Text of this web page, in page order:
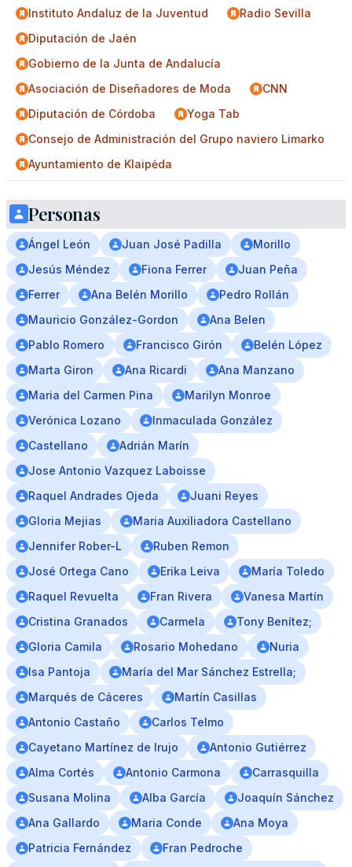
Instituto Andaluz de la Juventud
Radio Sevilla
Diputación de Jaén
Gobierno de la Junta de Andalucía
Asociación de Diseñadores de Moda
CNN
Diputación de Córdoba
Yoga Tab
Consejo de Administración del Grupo naviero Limarko
Ayuntamiento de Klaipėda
Personas
Ángel León Juan José Padilla
Morillo
Jesús Méndez
Fiona Ferrer
Juan Peña
Ferrer
Ana Belén Morillo
Pedro Rollán
Mauricio González-Gordon
Ana Belen
Pablo Romero
Francisco Girón
Belén López
Marta Giron
Ana Ricardi
Ana Manzano
Maria del Carmen Pina
Marilyn Monroe
Verónica Lozano
Inmaculada González
Castellano
Adrián Marín
Jose Antonio Vazquez Laboisse
Raquel Andrades Ojeda
Juani Reyes
Gloria Mejias
Maria Auxiliadora Castellano
Jennifer Rober-L
Ruben Remon
José Ortega Cano
Erika Leiva
María Toledo
Raquel Revuelta
Fran Rivera
Vanesa Martín
Cristina Granados
Carmela
Tony Benítez;
Gloria Camila
Rosario Mohedano
Nuria
Isa Pantoja
María del Mar Sánchez Estrella;
Marqués de Cáceres
Martín Casillas
Antonio Castaño
Carlos Telmo
Cayetano Martínez de Irujo
Antonio Gutiérrez
Alma Cortés
Antonio Carmona
Carrasquilla
Susana Molina
Alba García
Joaquín Sánchez
Ana Gallardo
Maria Conde
Ana Moya
Patricia Fernández
Fran Pedroche